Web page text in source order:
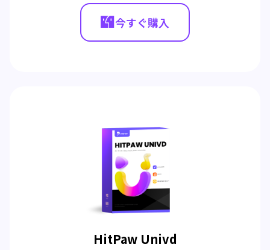
今すぐ購入
HitPaw Univd